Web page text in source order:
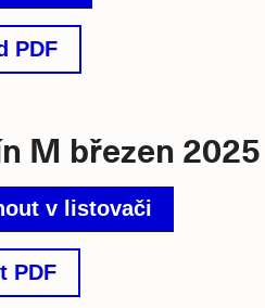
PDF
M březen 2025
v listovači
PDF